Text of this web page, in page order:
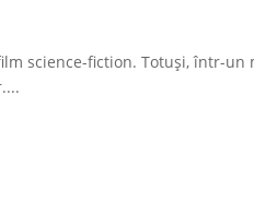
science-fiction. Totuși, într-un